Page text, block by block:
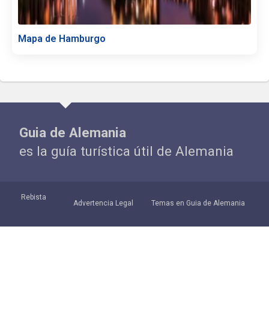
Mapa de Hamburgo
Guia de Alemania
es la guía turística útil de Alemania
Rebista
Advertencia Legal Temas en Guia de Alemania